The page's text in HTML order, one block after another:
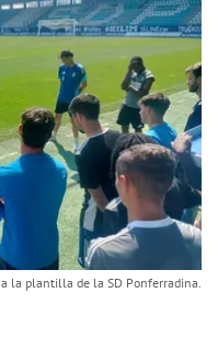
la plantilla de la SD Ponferradina.